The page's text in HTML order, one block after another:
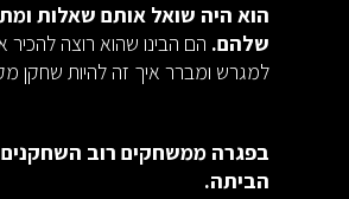
הוא היה שואל אותם שאלות
שלהם. הם הבינו שהוא רוצה להכיר
למגרש ומברר איך זה להיות שחקן
בפגרה ממשחקים רוב
הביתה.